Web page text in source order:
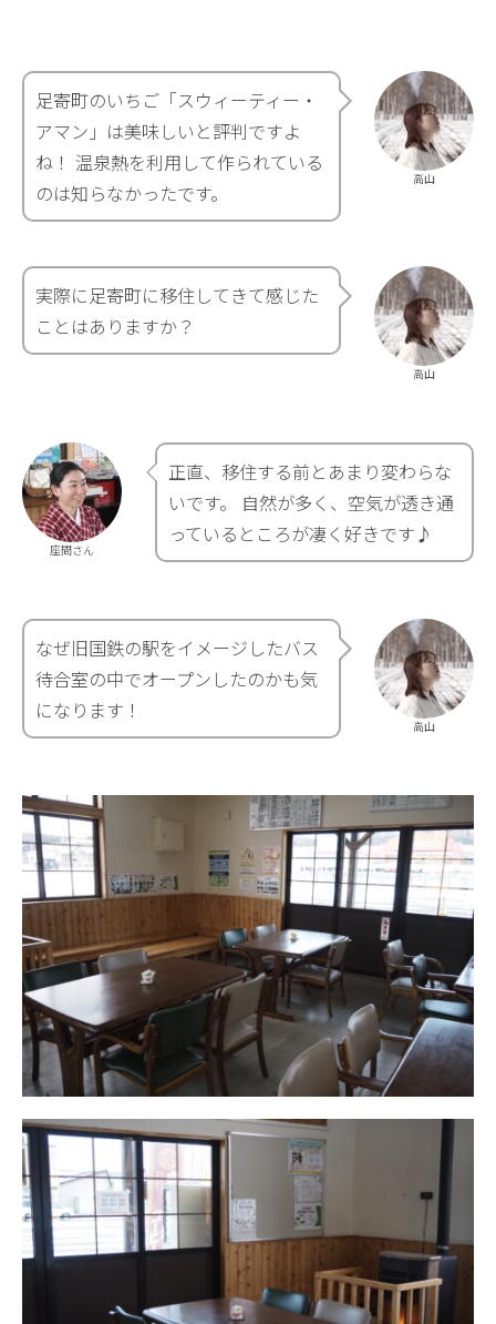
高山
足寄町のいちご「スウィーティー・
アマン」は美味しいと評判ですよ
ね！ 温泉熱を利用して作られている
のは知らなかったです。
高山
実際に足寄町に移住してきて感じた
ことはありますか？
座間さん
正直、移住する前とあまり変わらな
いです。 自然が多く、空気が透き通
っているところが凄く好きです♪
高山
なぜ旧国鉄の駅をイメージしたバス
待合室の中でオープンしたのかも気
になります！